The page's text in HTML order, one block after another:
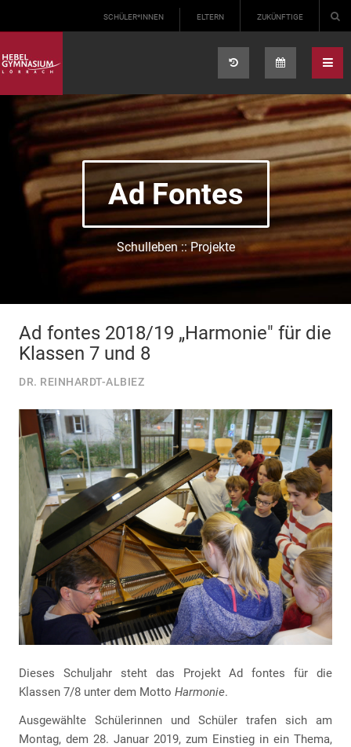
SCHÜLER*INNEN ELTERN ZUKÜNFTIGE
Ad Fontes
Schulleben :: Projekte
Ad fontes 2018/19 „Harmonie" für die
Klassen 7 und 8
DR. REINHARDT-ALBIEZ
Dieses Schuljahr steht das Projekt Ad fontes für die
Klassen 7/8 unter dem Motto Harmonie.
Ausgewählte Schülerinnen und Schüler trafen sich am
Montag, dem 28. Januar 2019, zum Einstieg in ein Thema,